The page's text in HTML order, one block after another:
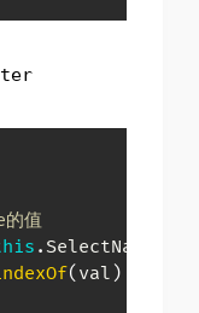
值
.
( val )